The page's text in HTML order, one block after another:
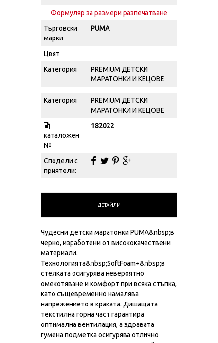
Формуляр за размери разпечатване
Търговски
марки
PUMA
Цвят
Категория
PREMIUM ДЕТСКИ
МАРАТОНКИ И КЕЦОВЕ
Категория
PREMIUM ДЕТСКИ
МАРАТОНКИ И КЕЦОВЕ
каталожен
№
182022
Сподели с
приятели:
ДЕТАЙЛИ
Чудесни детски маратонки PUMA&nbsp;в
черно, изработени от висококачествени
материали.
Технологията&nbsp;SoftFoam+&nbsp;в
стелката осигурява невероятно
омекотяване и комфорт при всяка стъпка,
като същевременно намалява
напрежението в краката. Дишащата
текстилна горна част гарантира
оптимална вентилация, а здравата
гумена подметка осигурява отлично